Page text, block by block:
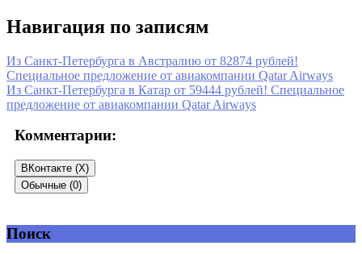
Навигация по записям
Из Санкт-Петербурга в Австралию от 82874 рублей!
Специальное предложение от авиакомпании Qatar Airways
Из Санкт-Петербурга в Катар от 59444 рублей! Специальное
предложение от авиакомпании Qatar Airways
Комментарии:
ВКонтакте (X)
Обычные (0)
Добавить комментарий
Поиск